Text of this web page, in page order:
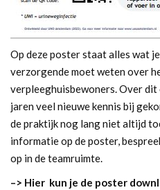
Op deze poster staat alles wat
verzorgende moet weten over
verpleeghuisbewoners. Over
jaren veel nieuwe kennis bij
de praktijk nog lang niet altijd
informatie op de poster,
op in de teamruimte.
–> Hier kun je de poster